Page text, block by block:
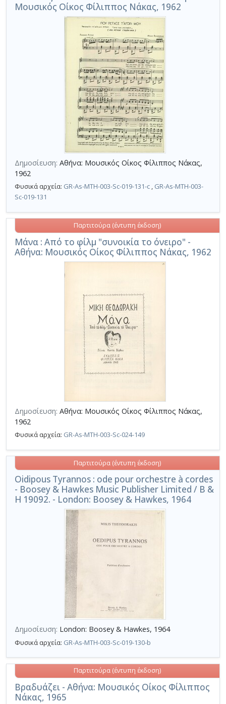
Μουσικός Οίκος Φίλιππος Νάκας, 1962
Δημοσίευση: Αθήνα: Μουσικός Οίκος Φίλιππος Νάκας,
1962
Φυσικά αρχεία: GR-As-MTH-003-Sc-019-131-c , GR-As-MTH-003-
Sc-019-131
Μάνα : Από το φίλμ "συνοικία το όνειρο" -
Αθήνα: Μουσικός Οίκος Φίλιππος Νάκας, 1962
Παρτιτούρα (έντυπη έκδοση)
Δημοσίευση: Αθήνα: Μουσικός Οίκος Φίλιππος Νάκας,
1962
Φυσικά αρχεία: GR-As-MTH-003-Sc-024-149
Oidipous Tyrannos : ode pour orchestre à cordes
- Boosey & Hawkes Music Publisher Limited / B &
H 19092. - London: Boosey & Hawkes, 1964
Παρτιτούρα (έντυπη έκδοση)
Δημοσίευση: London: Boosey & Hawkes, 1964
Φυσικά αρχεία: GR-As-MTH-003-Sc-019-130-b
Βραδυάζει - Αθήνα: Μουσικός Οίκος Φίλιππος
Νάκας, 1965
Παρτιτούρα (έντυπη έκδοση)